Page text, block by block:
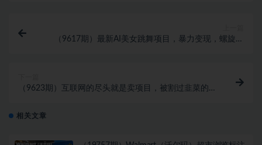
（9617期）最新AI美女跳舞项目，暴力变现，螺旋起
（9623期）互联网的尽头就是卖项目，被割过韭菜的兄
相关文章